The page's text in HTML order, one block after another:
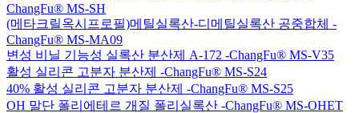
ChangFu® MS-SH
(메타크릴옥시프로필)메틸실록산-디메틸실록산 공중합체 -
ChangFu® MS-MA09
변성 비닐 기능성 실록산 분산제 A-172 -ChangFu® MS-V35
활성 실리콘 고분자 분산제 -ChangFu® MS-S24
40% 활성 실리콘 고분자 분산제 -ChangFu® MS-S25
OH 말단 폴리에테르 개질 폴리실록산 -ChangFu® MS-OHET